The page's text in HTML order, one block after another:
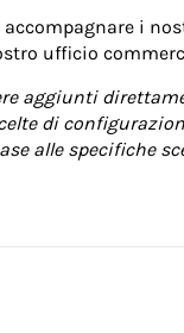
accompagnare i
ufficio
aggiunti
di
alle specifiche